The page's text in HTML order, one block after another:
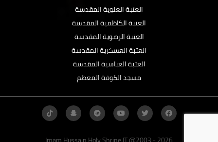
العتبة العلوية المقدسة
العتبة الكاظمية المقدسة
العتبة الرضوية المقدسة
العتبة العسكرية المقدسة
العتبة العباسية المقدسة
مسجد الكوفة المعظم